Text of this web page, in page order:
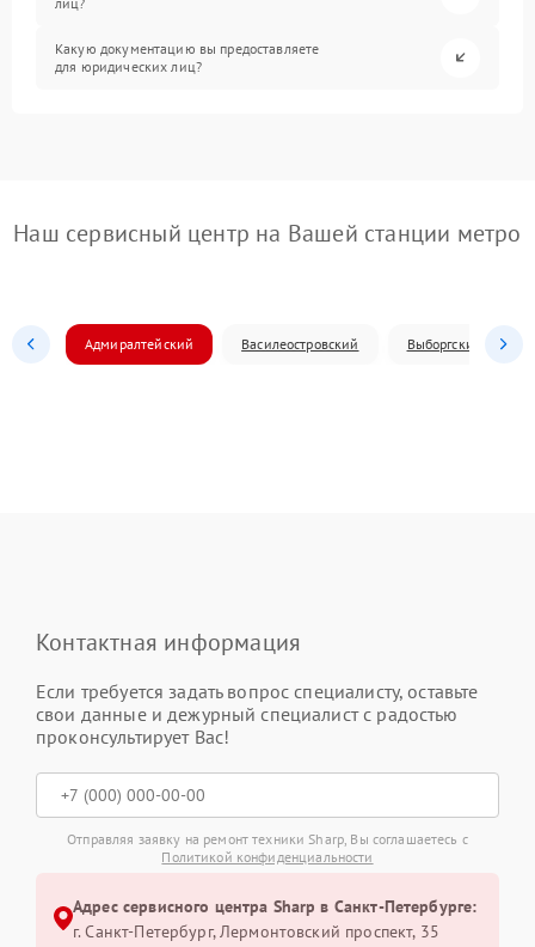
Какую документацию вы предоставляете
для юридических лиц?
Наш сервисный центр на Вашей станции метро
Адмиралтейский Василеостровский Выборгский
Контактная информация
Если требуется задать вопрос специалисту, оставьте
свои данные и дежурный специалист с радостью
проконсультирует Вас!
Отправляя заявку на ремонт техники Sharp, Вы соглашаетесь с
Политикой конфиденциальности
Адрес сервисного центра Sharp в Санкт-Петербурге:
г. Санкт-Петербург, Лермонтовский проспект, 35